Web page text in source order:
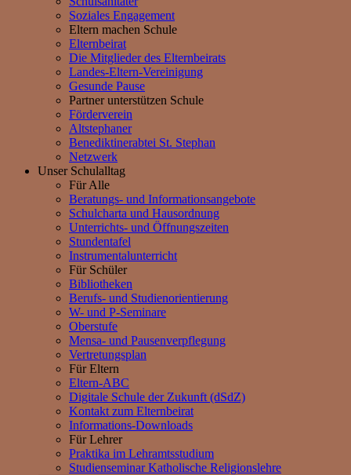
Soziales Engagement
Eltern machen Schule
Elternbeirat
Die Mitglieder des Elternbeirats
Landes-Eltern-Vereinigung
Gesunde Pause
Partner unterstützen Schule
Förderverein
Altstephaner
Benediktinerabtei St. Stephan
Netzwerk
Unser Schulalltag
Für Alle
Beratungs- und Informationsangebote
Schulcharta und Hausordnung
Unterrichts- und Öffnungszeiten
Stundentafel
Instrumentalunterricht
Für Schüler
Bibliotheken
Berufs- und Studienorientierung
W- und P-Seminare
Oberstufe
Mensa- und Pausenverpflegung
Vertretungsplan
Für Eltern
Eltern-ABC
Digitale Schule der Zukunft (dSdZ)
Kontakt zum Elternbeirat
Informations-Downloads
Für Lehrer
Praktika im Lehramtsstudium
Studienseminar Katholische Religionslehre